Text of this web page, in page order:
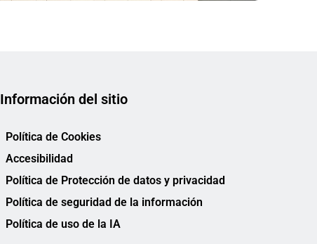
Información del sitio
Política de Cookies
Accesibilidad
Política de Protección de datos y privacidad
Política de seguridad de la información
Política de uso de la IA